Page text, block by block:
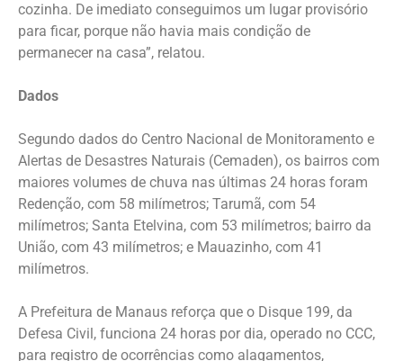
cozinha. De imediato conseguimos um lugar provisório
para ficar, porque não havia mais condição de
permanecer na casa”, relatou.
Dados
Segundo dados do Centro Nacional de Monitoramento e
Alertas de Desastres Naturais (Cemaden), os bairros com
maiores volumes de chuva nas últimas 24 horas foram
Redenção, com 58 milímetros; Tarumã, com 54
milímetros; Santa Etelvina, com 53 milímetros; bairro da
União, com 43 milímetros; e Mauazinho, com 41
milímetros.
A Prefeitura de Manaus reforça que o Disque 199, da
Defesa Civil, funciona 24 horas por dia, operado no CCC,
para registro de ocorrências como alagamentos,